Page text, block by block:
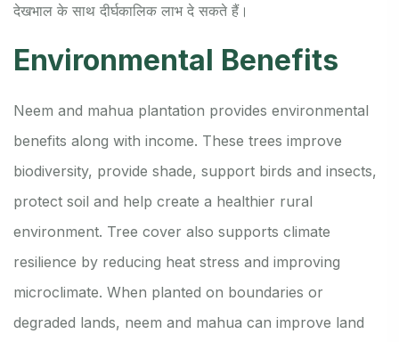
देखभाल के साथ दीर्घकालिक लाभ दे सकते हैं।
Environmental Benefits
Neem and mahua plantation provides environmental
benefits along with income. These trees improve
biodiversity, provide shade, support birds and insects,
protect soil and help create a healthier rural
environment. Tree cover also supports climate
resilience by reducing heat stress and improving
microclimate. When planted on boundaries or
degraded lands, neem and mahua can improve land